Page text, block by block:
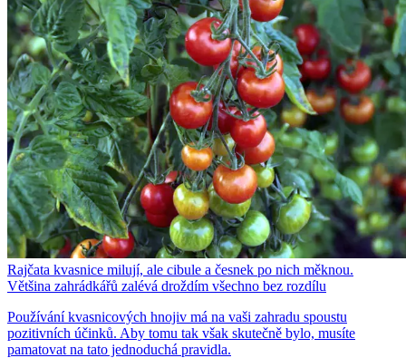
Rajčata kvasnice milují, ale cibule a česnek po nich měknou.
Většina zahrádkářů zalévá droždím všechno bez rozdílu
Používání kvasnicových hnojiv má na vaši zahradu spoustu
pozitivních účinků. Aby tomu tak však skutečně bylo, musíte
pamatovat na tato jednoduchá pravidla.